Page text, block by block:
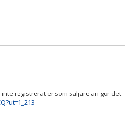
registrerat er som säljare än gör det